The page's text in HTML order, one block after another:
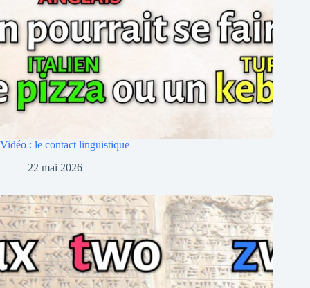
Vidéo : le contact linguistique
22 mai 2026